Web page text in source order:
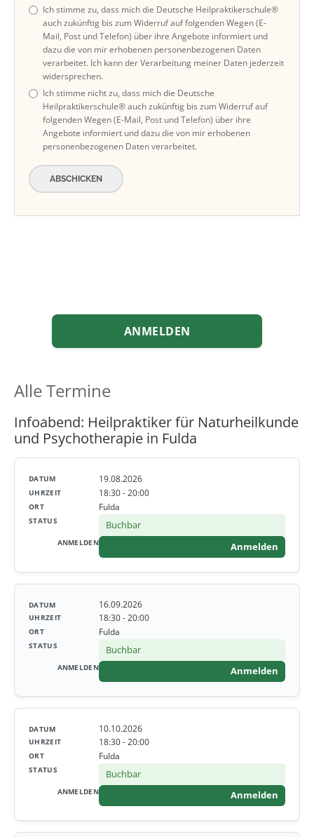
Ich stimme zu, dass mich die Deutsche Heilpraktikerschule®
auch zukünftig bis zum Widerruf auf folgenden Wegen (E-
Mail, Post und Telefon) über ihre Angebote informiert und
dazu die von mir erhobenen personenbezogenen Daten
verarbeitet. Ich kann der Verarbeitung meiner Daten jederzeit
widersprechen.
Ich stimme nicht zu, dass mich die Deutsche
Heilpraktikerschule® auch zukünftig bis zum Widerruf auf
folgenden Wegen (E-Mail, Post und Telefon) über ihre
Angebote informiert und dazu die von mir erhobenen
personenbezogenen Daten verarbeitet.
ABSCHICKEN
ANMELDEN
Alle Termine
Infoabend: Heilpraktiker für Naturheilkunde
und Psychotherapie in Fulda
19.08.2026
18:30 - 20:00
Fulda
Buchbar
Anmelden
16.09.2026
18:30 - 20:00
Fulda
Buchbar
Anmelden
10.10.2026
18:30 - 20:00
Fulda
Buchbar
Anmelden